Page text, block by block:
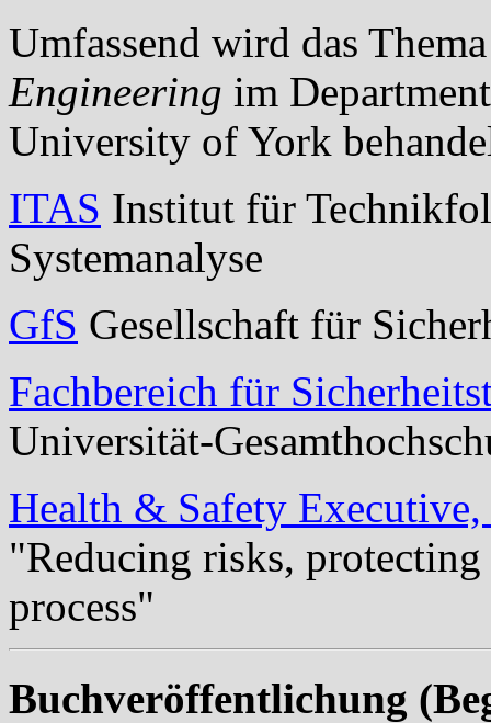
Umfassend wird das Thema
Engineering im
University of York
ITAS Institut für
Systemanalyse
GfS Gesellschaft für
Fachbereich für
Universität-
Health & Safety
"Reducing risks,
process"
Buchveröffentlichung